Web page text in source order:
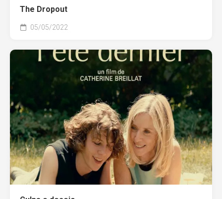
The Dropout
05/05/2022